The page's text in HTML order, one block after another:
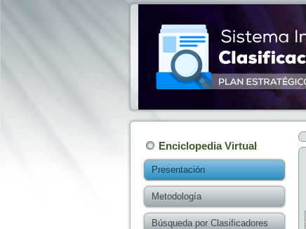
Enciclopedia Virtual
Presentación
Metodología
Búsqueda por Clasificadores